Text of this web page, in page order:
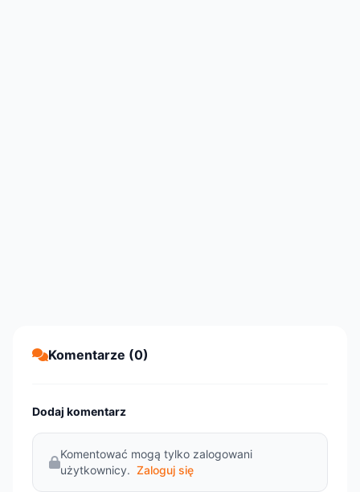
Komentarze (0)
Dodaj komentarz
Komentować mogą tylko zalogowani
użytkownicy. Zaloguj się